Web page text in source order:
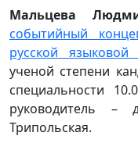
Мальцева
событийный
русской
ученой степени
специальности
руководитель
Трипольская.